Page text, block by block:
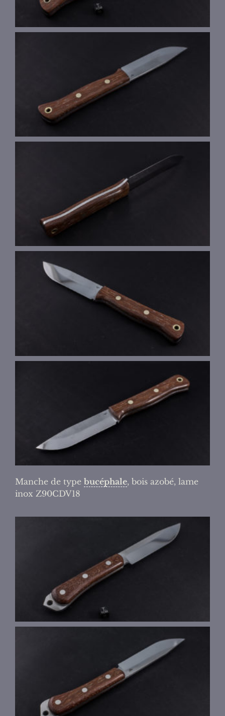
Manche de type bucéphale, bois azobé, lame
inox Z90CDV18